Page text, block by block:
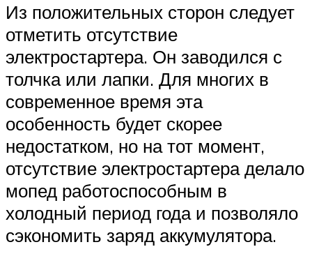
Из положительных сторон следует
отметить отсутствие
электростартера. Он заводился с
толчка или лапки. Для многих в
современное время эта
особенность будет скорее
недостатком, но на тот момент,
отсутствие электростартера делало
мопед работоспособным в
холодный период года и позволяло
сэкономить заряд аккумулятора.